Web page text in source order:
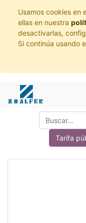
Usamos cookies en
ellas en nuestra
desactivarlas,
Si continúa usando
Tarifa